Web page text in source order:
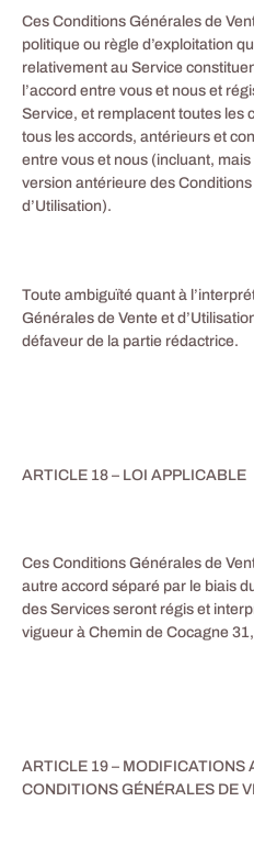
Ces Conditions Générales de
politique ou règle d’exploitation
relativement au Service
l’accord entre vous et nous et
Service, et remplacent toutes les
tous les accords, antérieurs et
entre vous et nous (incluant,
version antérieure des
d’Utilisation).
Toute ambiguïté quant à
Générales de Vente et
défaveur de la partie rédactrice.
ARTICLE 18 – LOI APPLICABLE
Ces Conditions Générales de
autre accord séparé par le biais
des Services seront régis et
vigueur à Chemin de Cocagne
ARTICLE 19 – MODIFICATIONS
CONDITIONS GÉNÉRALES DE